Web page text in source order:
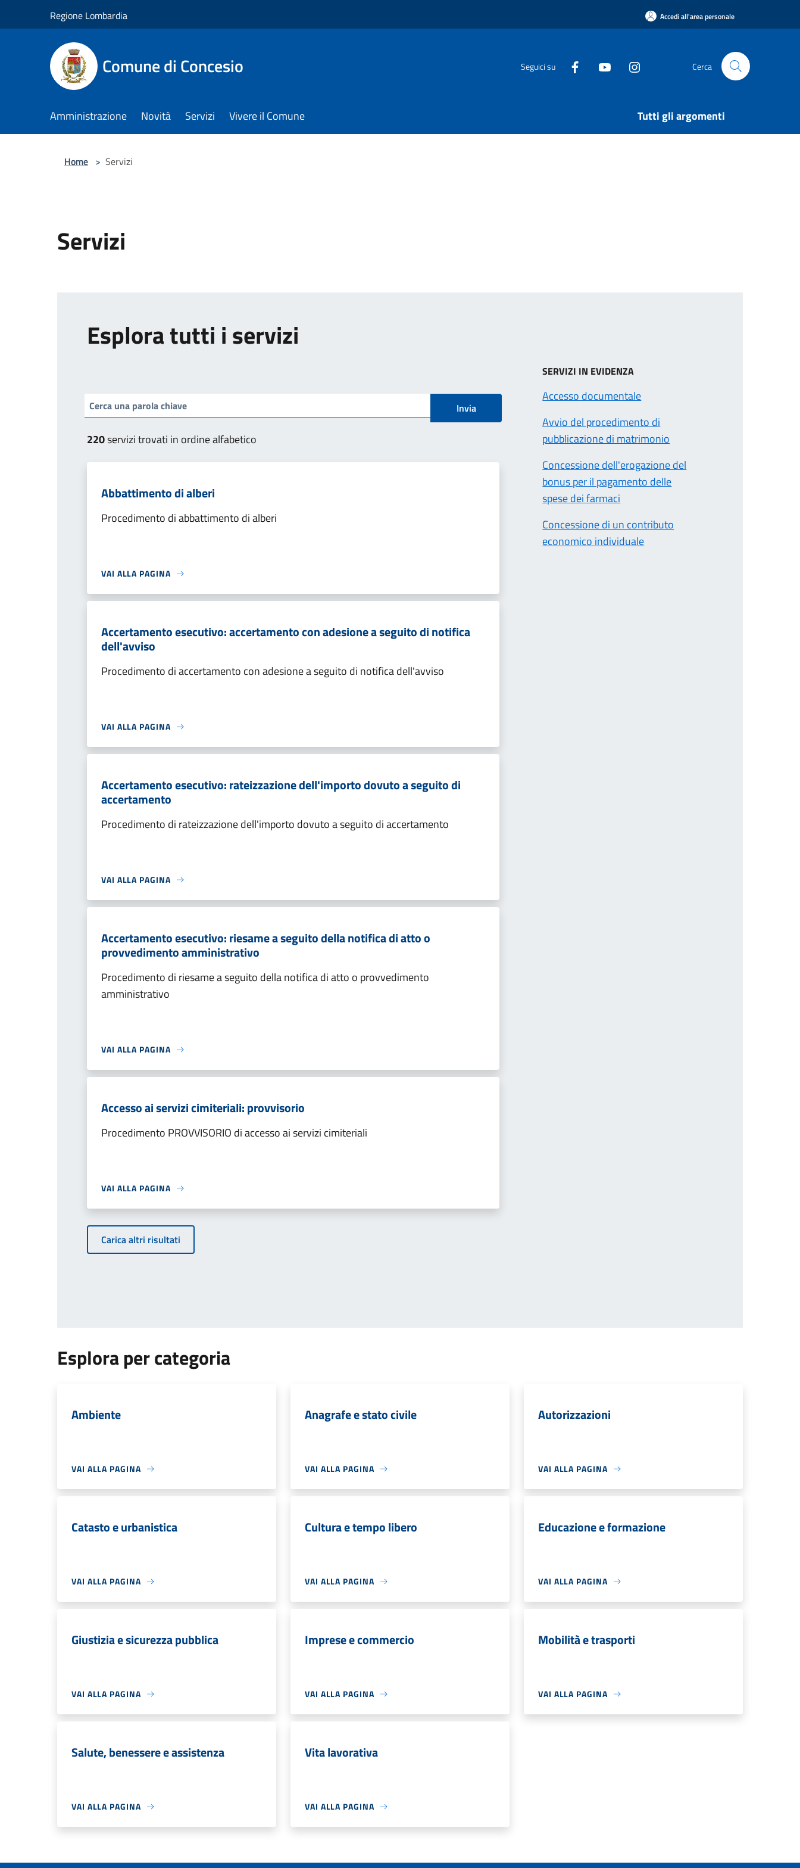
Regione Lombardia Accedi all'area personale
Comune di Concesio Seguici su Cerca
Amministrazione Novità Servizi Vivere il Comune Tutti gli argomenti
Home > Servizi
Servizi
Esplora tutti i servizi
Invia
220servizi trovati in ordine alfabetico
Abbattimento di alberi
Procedimento di abbattimento di alberi
VAI ALLA PAGINA
Accertamento esecutivo: accertamento con adesione a seguito di notifica
dell'avviso
Procedimento di accertamento con adesione a seguito di notifica dell'avviso
VAI ALLA PAGINA
Accertamento esecutivo: rateizzazione dell'importo dovuto a seguito di
accertamento
Procedimento di rateizzazione dell'importo dovuto a seguito di accertamento
VAI ALLA PAGINA
Accertamento esecutivo: riesame a seguito della notifica di atto o
provvedimento amministrativo
Procedimento di riesame a seguito della notifica di atto o provvedimento
amministrativo
VAI ALLA PAGINA
Accesso ai servizi cimiteriali: provvisorio
Procedimento PROVVISORIO di accesso ai servizi cimiteriali
VAI ALLA PAGINA
Carica altri risultati
SERVIZI IN EVIDENZA
Accesso documentale
Avvio del procedimento di
pubblicazione di matrimonio
Concessione dell'erogazione del
bonus per il pagamento delle
spese dei farmaci
Concessione di un contributo
economico individuale
Esplora per categoria
Ambiente
VAI ALLA PAGINA
Anagrafe e stato civile
VAI ALLA PAGINA
Autorizzazioni
VAI ALLA PAGINA
Catasto e urbanistica
VAI ALLA PAGINA
Cultura e tempo libero
VAI ALLA PAGINA
Educazione e formazione
VAI ALLA PAGINA
Giustizia e sicurezza pubblica
VAI ALLA PAGINA
Imprese e commercio
VAI ALLA PAGINA
Mobilità e trasporti
VAI ALLA PAGINA
Salute, benessere e assistenza
VAI ALLA PAGINA
Vita lavorativa
VAI ALLA PAGINA